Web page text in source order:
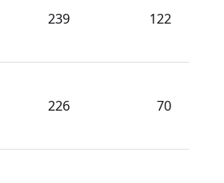
239 122
226 70